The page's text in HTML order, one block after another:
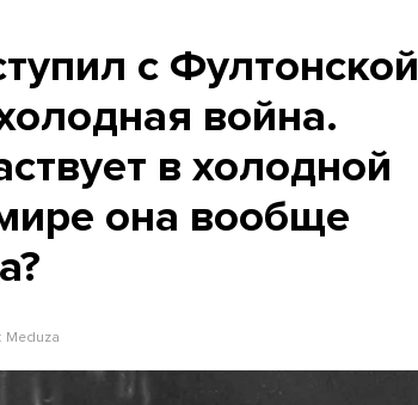
с Фултонской
война.
в холодной
она вообще
Meduza